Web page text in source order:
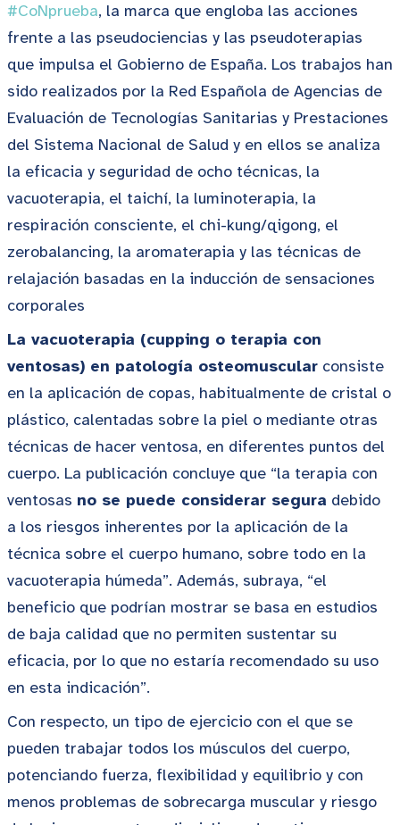
#CoNprueba, la marca que engloba las acciones
frente a las pseudociencias y las pseudoterapias
que impulsa el Gobierno de España. Los trabajos han
sido realizados por la Red Española de Agencias de
Evaluación de Tecnologías Sanitarias y Prestaciones
del Sistema Nacional de Salud y en ellos se analiza
la eficacia y seguridad de ocho técnicas, la
vacuoterapia, el taichí, la luminoterapia, la
respiración consciente, el chi-kung/qigong, el
zerobalancing, la aromaterapia y las técnicas de
relajación basadas en la inducción de sensaciones
corporales
La vacuoterapia (cupping o terapia con
ventosas) en patología osteomuscular consiste
en la aplicación de copas, habitualmente de cristal o
plástico, calentadas sobre la piel o mediante otras
técnicas de hacer ventosa, en diferentes puntos del
cuerpo. La publicación concluye que “la terapia con
ventosas no se puede considerar segura debido
a los riesgos inherentes por la aplicación de la
técnica sobre el cuerpo humano, sobre todo en la
vacuoterapia húmeda”. Además, subraya, “el
beneficio que podrían mostrar se basa en estudios
de baja calidad que no permiten sustentar su
eficacia, por lo que no estaría recomendado su uso
en esta indicación”.
Con respecto, un tipo de ejercicio con el que se
pueden trabajar todos los músculos del cuerpo,
potenciando fuerza, flexibilidad y equilibrio y con
menos problemas de sobrecarga muscular y riesgo